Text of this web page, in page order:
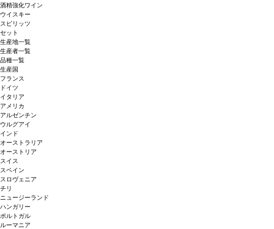
酒精強化ワイン
ウイスキー
スピリッツ
セット
生産地一覧
生産者一覧
品種一覧
生産国
フランス
ドイツ
イタリア
アメリカ
アルゼンチン
ウルグアイ
インド
オーストラリア
オーストリア
スイス
スペイン
スロヴェニア
チリ
ニュージーランド
ハンガリー
ポルトガル
ルーマニア